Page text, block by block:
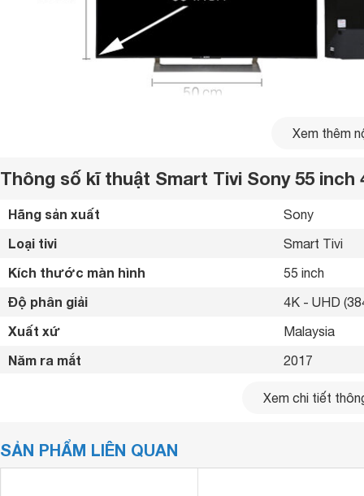
Clip đánh giá tivi Sony dòng X9000E
Kiểu dáng sang trọng, thiết kế tinh tế nổi bật
trọng trên chiếc Smart Tivi Sony 4K 55 inchKD-55X9000E
Xem thêm
Thông số kĩ thuật Smart Tivi Sony 55 inch
Hãng sản xuất Sony
Loại tivi Smart Tivi
Kích thước màn hình 55 inch
Độ phân giải 4K - UHD
Xuất xứ Malaysia
Năm ra mắt 2017
Cổng LAN,
USB
Xem chi tiết
SẢN PHẨM LIÊN QUAN